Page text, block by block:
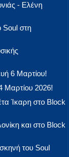
- Ελένη
Soul στη
6 Μαρτίου!
Μαρτίου 2026!
Ίκαρη στο Block
και στο Block
του Soul